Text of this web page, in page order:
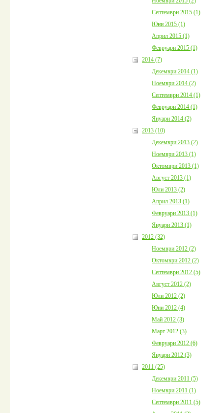
Септември 2015 (1)
Юни 2015 (1)
Април 2015 (1)
Февруари 2015 (1)
2014 (7)
Декември 2014 (1)
Ноември 2014 (2)
Септември 2014 (1)
Февруари 2014 (1)
Януари 2014 (2)
2013 (10)
Декември 2013 (2)
Ноември 2013 (1)
Октомври 2013 (1)
Август 2013 (1)
Юли 2013 (2)
Април 2013 (1)
Февруари 2013 (1)
Януари 2013 (1)
2012 (32)
Ноември 2012 (2)
Октомври 2012 (2)
Септември 2012 (5)
Август 2012 (2)
Юли 2012 (2)
Юни 2012 (4)
Май 2012 (3)
Март 2012 (3)
Февруари 2012 (6)
Януари 2012 (3)
2011 (25)
Декември 2011 (5)
Ноември 2011 (1)
Септември 2011 (5)